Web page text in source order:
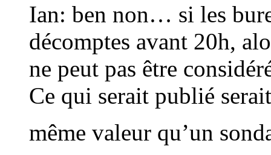
Ian: ben non… si les
décomptes avant 20h,
ne peut pas être
Ce qui serait publié
même valeur qu’un